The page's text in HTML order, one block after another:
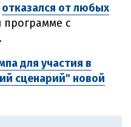
отказался от любых
программе с
для участия в
сценарий" новой